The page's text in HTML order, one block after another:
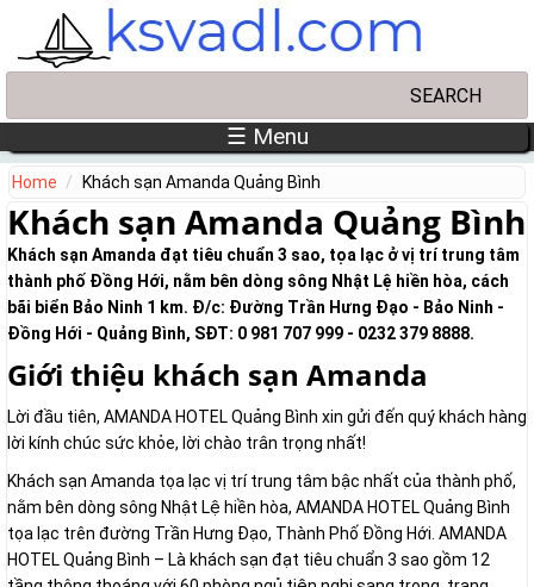
Skip to main content
☰ Menu
Home Khách sạn Amanda Quảng Bình
Khách sạn Amanda Quảng Bình
Khách sạn Amanda đạt tiêu chuẩn 3 sao, tọa lạc ở vị trí trung tâm
thành phố Đồng Hới, nằm bên dòng sông Nhật Lệ hiền hòa, cách
bãi biển Bảo Ninh 1 km. Đ/c: Đường Trần Hưng Đạo - Bảo Ninh -
Đồng Hới - Quảng Bình, SĐT: 0 981 707 999 - 0232 379 8888.
Giới thiệu khách sạn Amanda
Lời đầu tiên, AMANDA HOTEL Quảng Bình xin gửi đến quý khách hàng
lời kính chúc sức khỏe, lời chào trân trọng nhất!
Khách sạn Amanda tọa lạc vị trí trung tâm bậc nhất của thành phố,
nằm bên dòng sông Nhật Lệ hiền hòa, AMANDA HOTEL Quảng Bình
tọa lạc trên đường Trần Hưng Đạo, Thành Phố Đồng Hới. AMANDA
HOTEL Quảng Bình – Là khách sạn đạt tiêu chuẩn 3 sao gồm 12